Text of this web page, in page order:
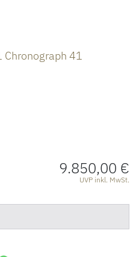
41
9.850,00 €
UVP inkl. MwSt.